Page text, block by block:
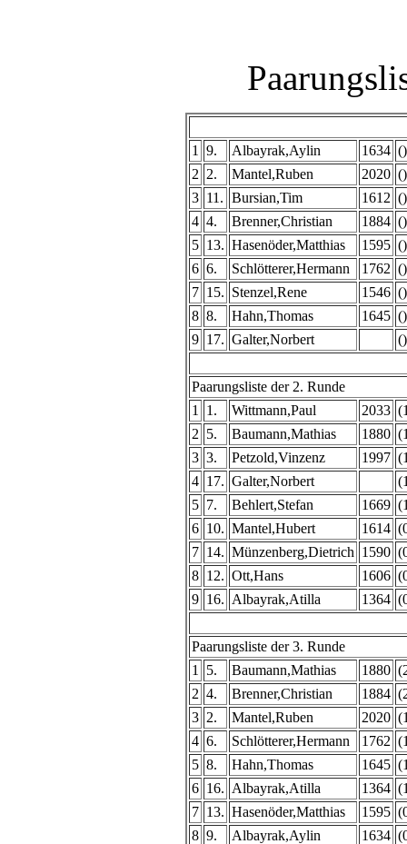
1 9. Albayrak,Aylin 1634 ()
2 2. Mantel,Ruben 2020 ()
3 11. Bursian,Tim 1612 ()
4 4. Brenner,Christian 1884 ()
5 13. Hasenöder,Matthias 1595 ()
6 6. Schlötterer,Hermann 1762 ()
7 15. Stenzel,Rene 1546 ()
8 8. Hahn,Thomas 1645 ()
9 17. Galter,Norbert ()
Paarungsliste der 2. Runde
1
1. Wittmann,Paul 2033
2 5. Baumann,Mathias 1880
3 3. Petzold,Vinzenz 1997
4 17. Galter,Norbert
5 7. Behlert,Stefan 1669
6 10. Mantel,Hubert 1614
7 14. Münzenberg,Dietrich 1590
8 12. Ott,Hans 1606
9 16. Albayrak,Atilla 1364
Paarungsliste der 3. Runde
1
5. Baumann,Mathias 1880
2 4. Brenner,Christian 1884
3 2. Mantel,Ruben 2020
4 6. Schlötterer,Hermann 1762
5 8. Hahn,Thomas 1645
6 16. Albayrak,Atilla 1364
7 13. Hasenöder,Matthias 1595
8 9. Albayrak,Aylin 1634